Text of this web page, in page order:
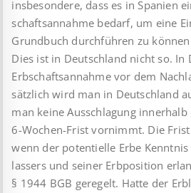
insbesondere, dass es in Spanien
schafts­annahme bedarf, um eine
Grundbuch durchführen zu
Dies ist in Deutschland nicht so. In
Erb­schafts­annahme vor dem
sätzlich wird man in Deutschland
man keine Ausschlagung innerhalb
6-Wochen-Frist vornimmt. Die
wenn der potentielle Erbe
lassers und seiner Erbposition
§ 1944 BGB geregelt. Hatte der